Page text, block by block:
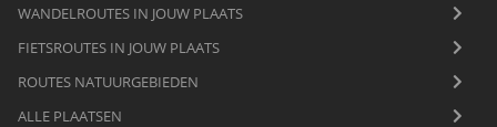
WANDELROUTES IN JOUW PLAATS
FIETSROUTES IN JOUW PLAATS
ROUTES NATUURGEBIEDEN
ALLE PLAATSEN